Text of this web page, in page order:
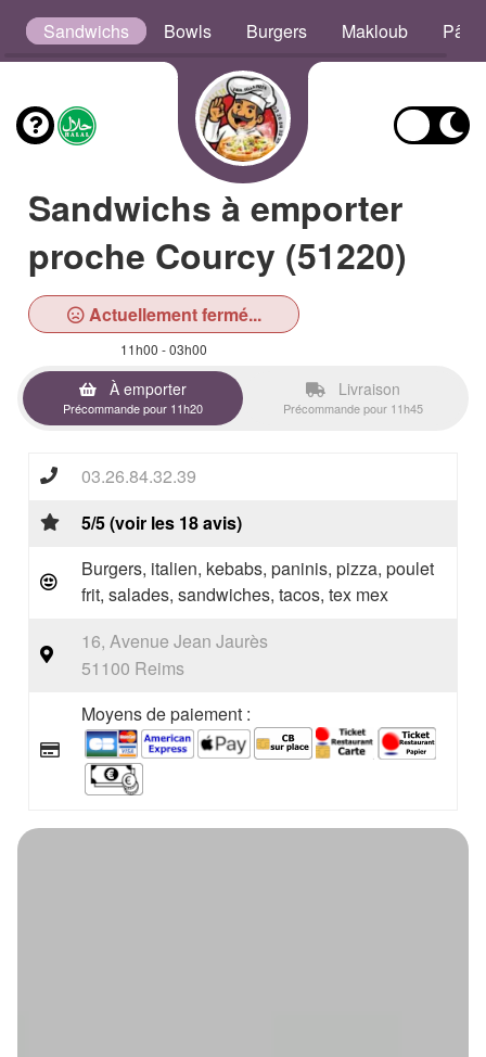
Sandwichs Bowls Burgers Makloub Pâtes
Sandwichs à emporter
proche Courcy (51220)
Actuellement fermé...
11h00 - 03h00
À emporter
Précommande pour 11h20
Livraison
Précommande pour 11h45
03.26.84.32.39
5/5 (voir les 18 avis)
Burgers, italien, kebabs, paninis, pizza, poulet
frit, salades, sandwiches, tacos, tex mex
16, Avenue Jean Jaurès
51100 Reims
Moyens de paiement :